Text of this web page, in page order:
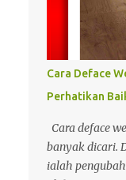
tersebut
sekarang juga.
konser,
resmi disebut
peretasan
Pengalaman
media sosial X,
Selasa (23/2/
unggahannya,
Cara Deface
Perhatikan
Cara deface
banyak dicari.
ialah